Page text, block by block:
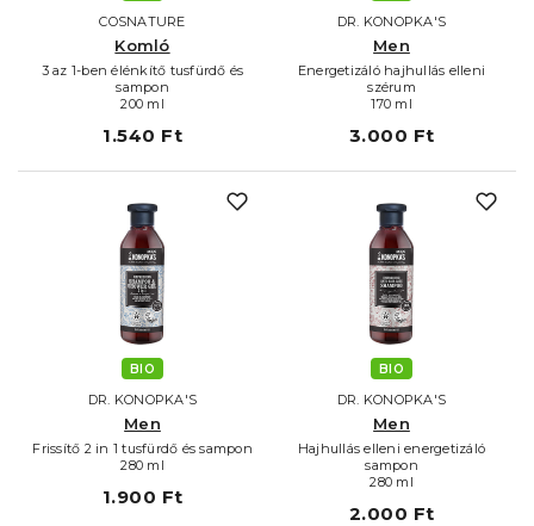
COSNATURE
Komló
3 az 1-ben élénkítő tusfürdő és
sampon
200 ml
1.540 Ft
DR. KONOPKA'S
Men
Energetizáló hajhullás elleni
szérum
170 ml
3.000 Ft
BIO
DR. KONOPKA'S
Men
Frissítő 2 in 1 tusfürdő és sampon
280 ml
1.900 Ft
BIO
DR. KONOPKA'S
Men
Hajhullás elleni energetizáló
sampon
280 ml
2.000 Ft